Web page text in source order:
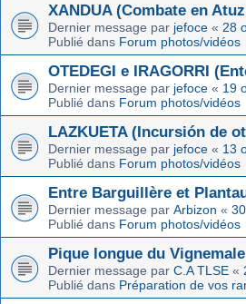
XANDUA (Combate en
Dernier message par jefoce « 28
Publié dans Forum photos/vidéos
OTEDEGI e IRAGORRI
Dernier message par jefoce « 19
Publié dans Forum photos/vidéos
LAZKUETA (Incursión de
Dernier message par jefoce « 13
Publié dans Forum photos/vidéos
Entre Barguillère et
Dernier message par Arbizon «
Publié dans Forum photos/vidéos
Pique longue du
Dernier message par C.A TLSE «
Publié dans Préparation de vos